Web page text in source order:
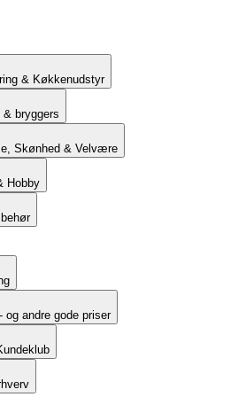
& Køkkenudstyr
bryggers
Skønhed & Velvære
Hobby
og andre gode priser